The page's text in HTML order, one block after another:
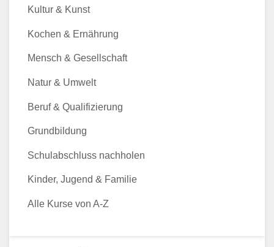
Kultur & Kunst
Kochen & Ernährung
Mensch & Gesellschaft
Natur & Umwelt
Beruf & Qualifizierung
Grundbildung
Schulabschluss nachholen
Kinder, Jugend & Familie
Alle Kurse von A-Z